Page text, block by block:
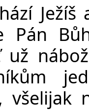
Ježíš
Pán
všelijak